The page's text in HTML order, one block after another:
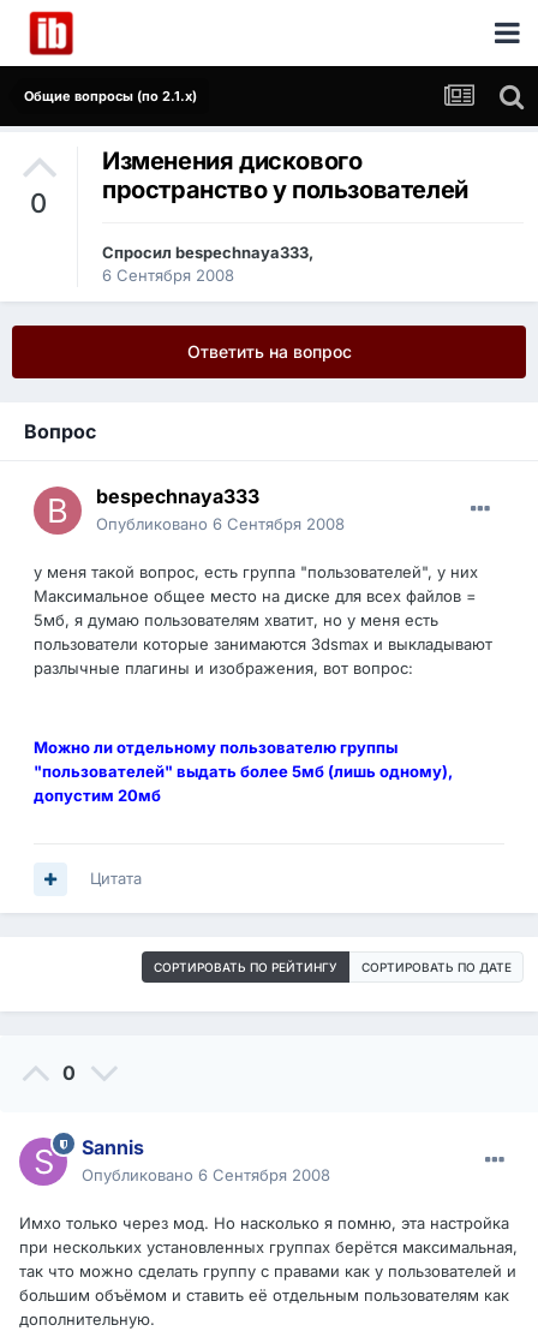
Общие вопросы (по 2.1.x)
0
Изменения дискового
пространство у пользователей
Спросил bespechnaya333,
6 Сентября 2008
Ответить на вопрос
Вопрос
bespechnaya333
Опубликовано 6 Сентября 2008
у меня такой вопрос, есть группа "пользователей", у них
Максимальное общее место на диске для всех файлов =
5мб, я думаю пользователям хватит, но у меня есть
пользователи которые занимаются 3dsmax и выкладывают
разлычные плагины и изображения, вот вопрос:
Можно ли отдельному пользователю группы
"пользователей" выдать более 5мб (лишь одному),
допустим 20мб
Цитата
СОРТИРОВАТЬ ПО РЕЙТИНГУ СОРТИРОВАТЬ ПО ДАТЕ
0
Sannis
Опубликовано 6 Сентября 2008
Имхо только через мод. Но насколько я помню, эта настройка
при нескольких установленных группах берётся максимальная,
так что можно сделать группу с правами как у пользователей и
большим объёмом и ставить её отдельным пользователям как
дополнительную.